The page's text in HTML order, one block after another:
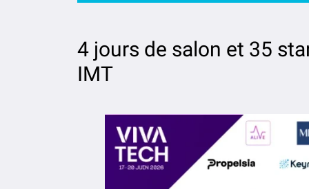
4 jours de salon et 35
IMT